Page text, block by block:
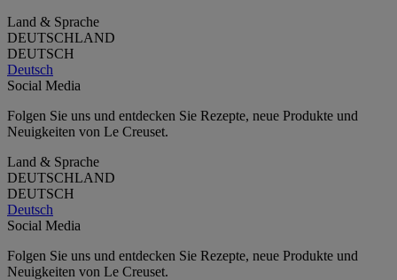
Land & Sprache
DEUTSCHLAND
DEUTSCH
Deutsch
Social Media
Folgen Sie uns und entdecken Sie Rezepte, neue Produkte und
Neuigkeiten von Le Creuset.
Land & Sprache
DEUTSCHLAND
DEUTSCH
Deutsch
Social Media
Folgen Sie uns und entdecken Sie Rezepte, neue Produkte und
Neuigkeiten von Le Creuset.